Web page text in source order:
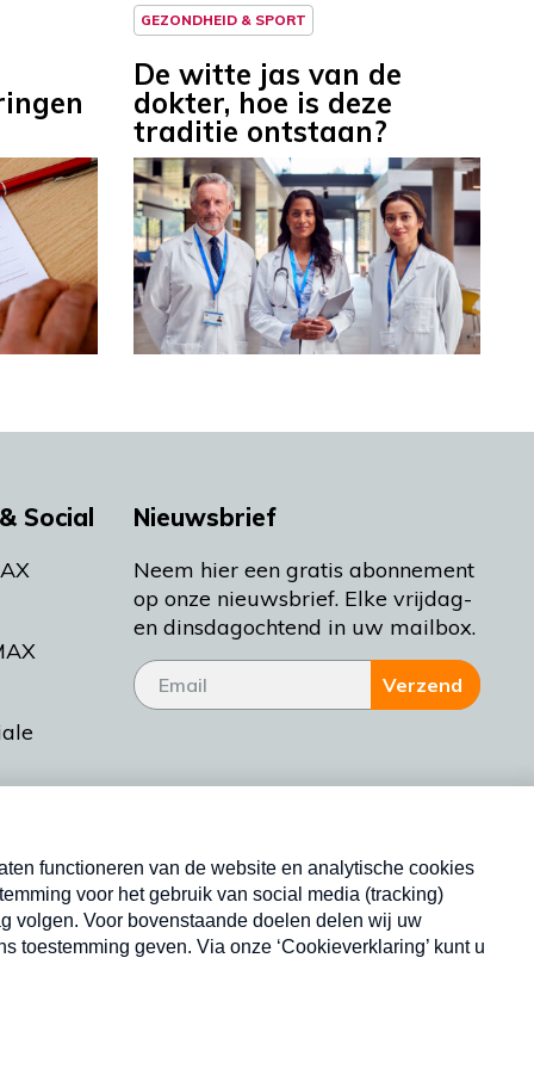
GEZONDHEID & SPORT
De witte jas van de
dokter, hoe is deze
traditie ontstaan?
Social
Bakt
Nieuwsbrief
Neem hier een gratis abonnement
op onze nieuwsbrief. Elke vrijdag-
en dinsdagochtend in uw mailbox.
Verzend
Nieuwsbrief
Neem hier een gratis abonnement op onze